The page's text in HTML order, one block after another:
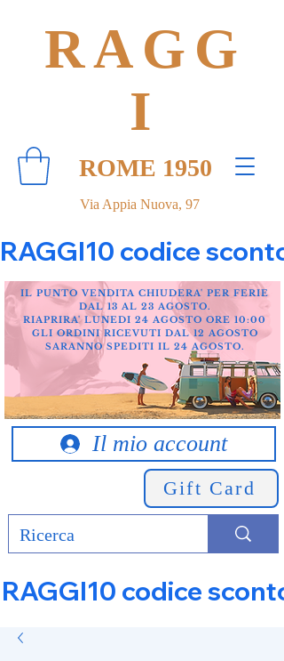
Via Appia Nuova, 97
RAGG
I
ROME 1950
RAGGI10 codice
Il mio account
Gift Card
IL PUNTO VENDITA CHIUDERA' PER FERIE
DAL 13 AL 23 AGOSTO.
RIAPRIRA' LUNEDI 24 AGOSTO ORE 10:00
GLI ORDINI RICEVUTI DAL 12 AGOSTO
SARANNO SPEDITI IL 24 AGOSTO.
RAGGI10 codice